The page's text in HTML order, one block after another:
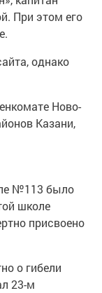
При этом его
однако
Ново-
Казани,
№113 было
школе
присвоено
о гибели
23-м